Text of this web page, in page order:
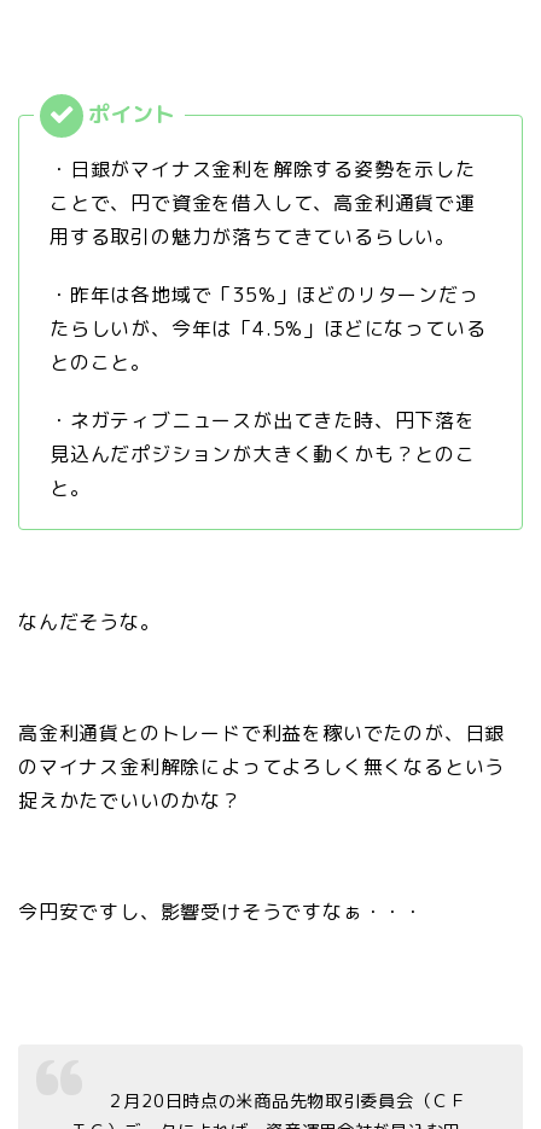
・日銀がマイナス金利を解除する姿勢を示した
ことで、円で資金を借入して、高金利通貨で運
用する取引の魅力が落ちてきているらしい。
・昨年は各地域で「35%」ほどのリターンだっ
たらしいが、今年は「4.5%」ほどになっている
とのこと。
・ネガティブニュースが出てきた時、円下落を
見込んだポジションが大きく動くかも？とのこ
と。
なんだそうな。
高金利通貨とのトレードで利益を稼いでたのが、日銀
のマイナス金利解除によってよろしく無くなるという
捉えかたでいいのかな？
今円安ですし、影響受けそうですなぁ・・・
２月20日時点の米商品先物取引委員会（ＣＦ